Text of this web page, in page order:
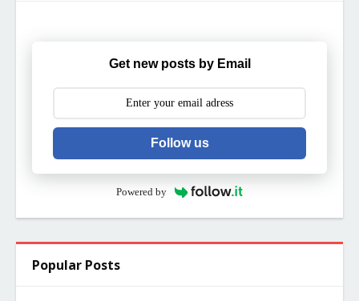
Get new posts by Email
Follow us
Powered by
Popular Posts